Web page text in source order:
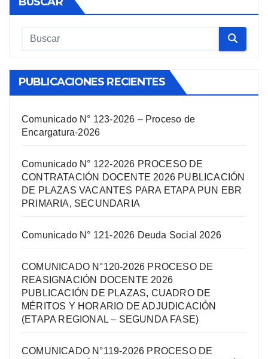
PUBLICACIONES RECIENTES
Comunicado N° 123-2026 – Proceso de
Encargatura-2026
Comunicado N° 122-2026 PROCESO DE
CONTRATACIÓN DOCENTE 2026 PUBLICACIÓN
DE PLAZAS VACANTES PARA ETAPA PUN EBR
PRIMARIA, SECUNDARIA
Comunicado N° 121-2026 Deuda Social 2026
COMUNICADO N°120-2026 PROCESO DE
REASIGNACIÓN DOCENTE 2026
PUBLICACIÓN DE PLAZAS, CUADRO DE
MÉRITOS Y HORARIO DE ADJUDICACIÓN
(ETAPA REGIONAL – SEGUNDA FASE)
COMUNICADO N°119-2026 PROCESO DE